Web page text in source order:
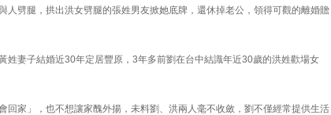
人劈腿，拱出洪女劈腿的張姓男友掀她底牌，還休掉老公，領得可觀的離婚贍
姓妻子結婚近30年定居豐原，3年多前劉在台中結識年近30歲的洪姓歡場女
回家」，也不想讓家醜外揚，未料劉、洪兩人毫不收斂，劉不僅經常提供生活